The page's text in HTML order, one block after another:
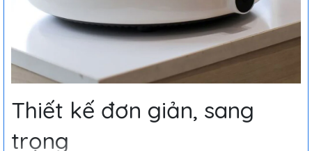
Thiết kế đơn giản, sang
trọng